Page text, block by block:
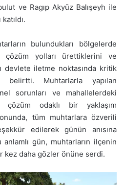
ve Ragıp Akyüz Balışeyh ile
bulundukları bölgelerde
çözüm yolları ürettiklerini ve
devlete iletme noktasında kritik
Muhtarlarla yapılan
sorunları ve mahallelerdeki
çözüm odaklı bir yaklaşım
tüm muhtarlara özverili
edilerek günün anısına
gün, muhtarların ilçenin
kez daha gözler önüne serdi.